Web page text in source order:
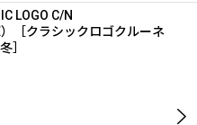
LOGO C/N
）［クラシックロゴクルーネ
］